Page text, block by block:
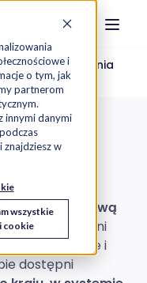
i
o tym, jak
partnerom
innymi danymi
znajdziesz w
wszystkie
cookie
Szukaj na stronie
Skontaktuj
i oprogramowania
serwisową
doświadczeni
o sprzęcie i
dostępni